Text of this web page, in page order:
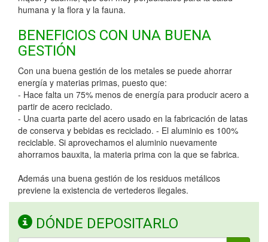
humana y la flora y la fauna.
BENEFICIOS CON UNA BUENA
GESTIÓN
Con una buena gestión de los metales se puede ahorrar
energía y materias primas, puesto que:
- Hace falta un 75% menos de energía para producir acero a
partir de acero reciclado.
- Una cuarta parte del acero usado en la fabricación de latas
de conserva y bebidas es reciclado. - El aluminio es 100%
reciclable. Si aprovechamos el aluminio nuevamente
ahorramos bauxita, la materia prima con la que se fabrica.
Además una buena gestión de los residuos metálicos
previene la existencia de vertederos ilegales.
DÓNDE DEPOSITARLO